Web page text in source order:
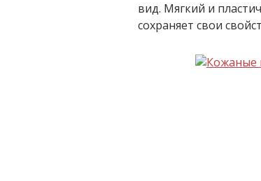
вид. Мягкий и
сохраняет свои